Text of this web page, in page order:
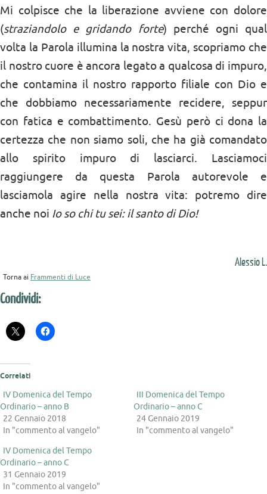
Mi colpisce che la liberazione avviene con dolore
(straziandolo e gridando forte) perché ogni qual
volta la Parola illumina la nostra vita, scopriamo che
il nostro cuore è ancora legato a qualcosa di impuro,
che contamina il nostro rapporto filiale con Dio e
che dobbiamo necessariamente recidere, seppur
con fatica e combattimento. Gesù però ci dona la
certezza che non siamo soli, che ha già comandato
allo spirito impuro di lasciarci. Lasciamoci
raggiungere da questa Parola autorevole e
lasciamola agire nella nostra vita: potremo dire
anche noi Io so chi tu sei: il santo di Dio!
Alessio L.
Torna ai Frammenti di Luce
Condividi:
Correlati
IV Domenica del Tempo
Ordinario – anno B
22 Gennaio 2018
In "commento al vangelo"
III Domenica del Tempo
Ordinario – anno C
24 Gennaio 2019
In "commento al vangelo"
IV Domenica del Tempo
Ordinario – anno C
31 Gennaio 2019
In "commento al vangelo"